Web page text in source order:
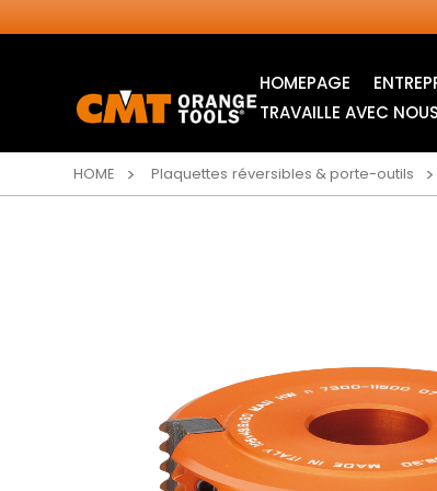
HOMEPAGE
LAMES CIRCULAIRES
INDUSTRIELLES
ITK XPLUS
BLADES
TRAVAILLE AVEC NOUS
HOME Plaquettes réversibles & porte-outils